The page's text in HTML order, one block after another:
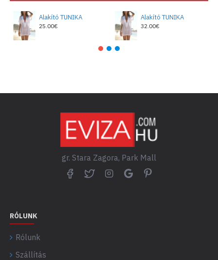
Alakító TUNIKA
25.00€
Alakító TUNIKA
32.00€
gr. Stara Zagora, Park Mall
RÓLUNK
Rólunk
Szállítás